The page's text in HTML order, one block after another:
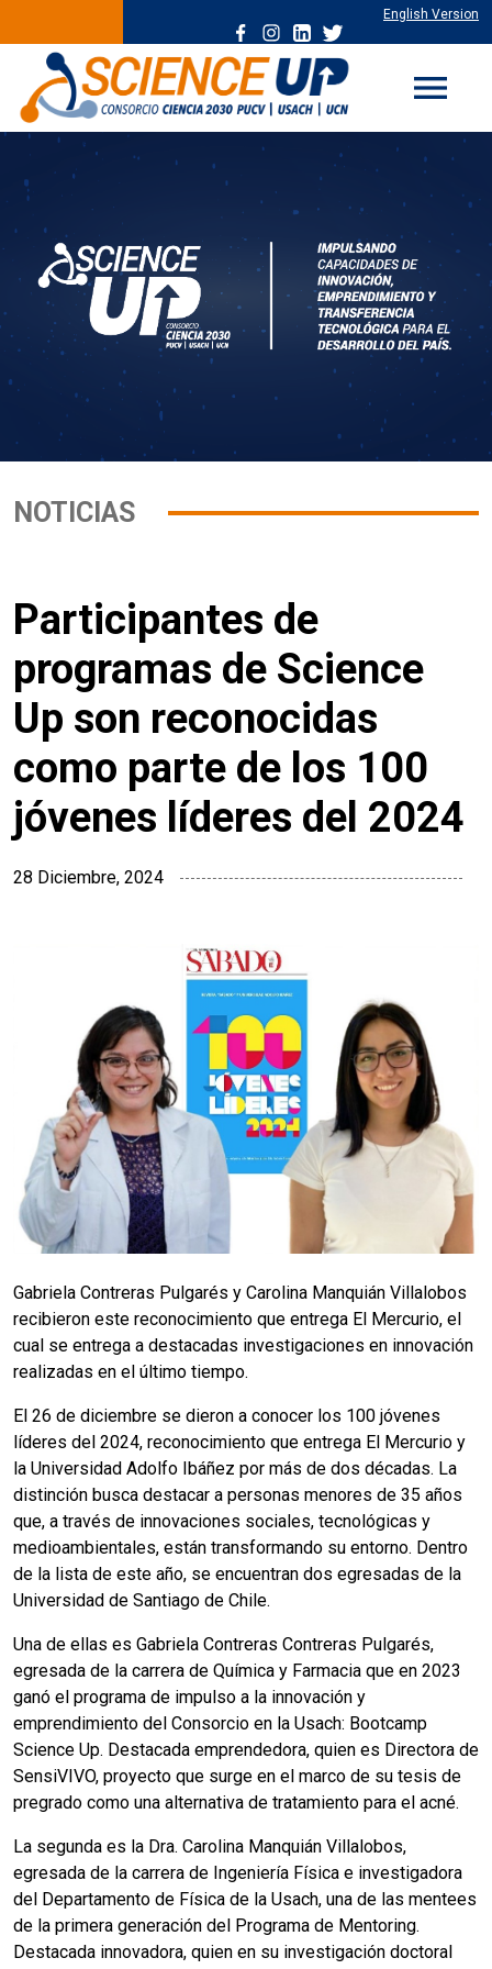
English Version
menu
NOTICIAS
Participantes de
programas de Science
Up son reconocidas
como parte de los 100
jóvenes líderes del 2024
28 Diciembre, 2024
Gabriela Contreras Pulgarés y Carolina Manquián Villalobos
recibieron este reconocimiento que entrega El Mercurio, el
cual se entrega a destacadas investigaciones en innovación
realizadas en el último tiempo.
El 26 de diciembre se dieron a conocer los 100 jóvenes
líderes del 2024, reconocimiento que entrega El Mercurio y
la Universidad Adolfo Ibáñez por más de dos décadas. La
distinción busca destacar a personas menores de 35 años
que, a través de innovaciones sociales, tecnológicas y
medioambientales, están transformando su entorno. Dentro
de la lista de este año, se encuentran dos egresadas de la
Universidad de Santiago de Chile.
Una de ellas es Gabriela Contreras Contreras Pulgarés,
egresada de la carrera de Química y Farmacia que en 2023
ganó el programa de impulso a la innovación y
emprendimiento del Consorcio en la Usach: Bootcamp
Science Up. Destacada emprendedora, quien es Directora de
SensiVIVO, proyecto que surge en el marco de su tesis de
pregrado como una alternativa de tratamiento para el acné.
La segunda es la Dra. Carolina Manquián Villalobos,
egresada de la carrera de Ingeniería Física e investigadora
del Departamento de Física de la Usach, una de las mentees
de la primera generación del Programa de Mentoring.
Destacada innovadora, quien en su investigación doctoral